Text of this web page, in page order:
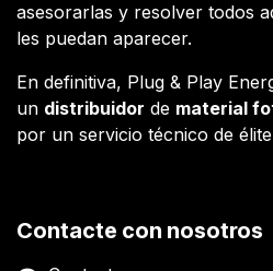
asesorarlas y resolver todos
les puedan aparecer.
En definitiva, Plug & Play
un distribuidor de material
por un servicio técnico de
Contacte con nosotros